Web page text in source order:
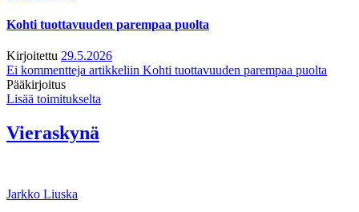
Kohti tuottavuuden parempaa puolta
Kirjoitettu 29.5.2026
Ei kommentteja artikkeliin Kohti tuottavuuden parempaa puolta
Pääkirjoitus
Lisää toimitukselta
Vieraskynä
Jarkko Liuska